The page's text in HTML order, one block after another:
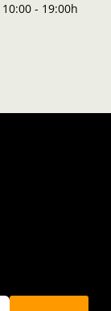
10:00 - 19:00h